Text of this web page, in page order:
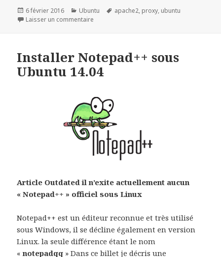
Publié
le
6 février 2016 Catégories
Ubuntu
Mots-
apache2, proxy, ubuntu
Laisser un commentaire
Installer Notepad++ sous
Ubuntu 14.04
Article Outdated il n’exite actuellement aucun
« Notepad++ » officiel sous Linux
Notepad++ est un éditeur reconnue et très utilisé
sous Windows, il se décline également en version
Linux. la seule différence étant le nom
«notepadqq » Dans ce billet je décris une